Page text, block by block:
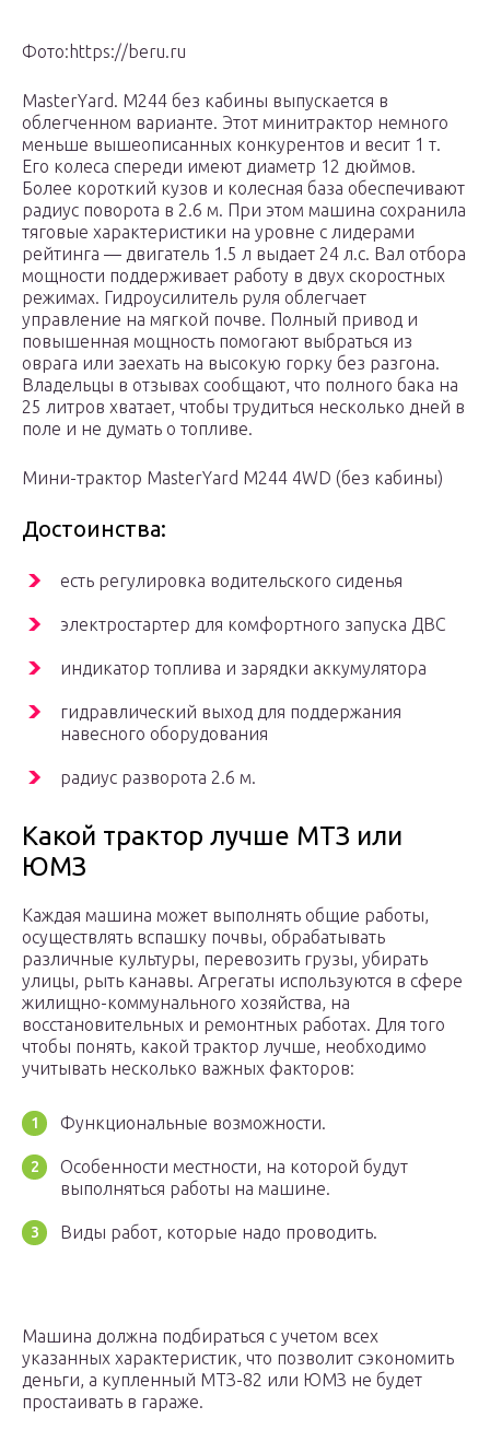
Фото:https://beru.ru
MasterYard. М244 без кабины выпускается в
облегченном варианте. Этот минитрактор немного
меньше вышеописанных конкурентов и весит 1 т.
Его колеса спереди имеют диаметр 12 дюймов.
Более короткий кузов и колесная база обеспечивают
радиус поворота в 2.6 м. При этом машина сохранила
тяговые характеристики на уровне с лидерами
рейтинга — двигатель 1.5 л выдает 24 л.с. Вал отбора
мощности поддерживает работу в двух скоростных
режимах. Гидроусилитель руля облегчает
управление на мягкой почве. Полный привод и
повышенная мощность помогают выбраться из
оврага или заехать на высокую горку без разгона.
Владельцы в отзывах сообщают, что полного бака на
25 литров хватает, чтобы трудиться несколько дней в
поле и не думать о топливе.
Мини-трактор MasterYard M244 4WD (без кабины)
Достоинства:
есть регулировка водительского сиденья
электростартер для комфортного запуска ДВС
индикатор топлива и зарядки аккумулятора
гидравлический выход для поддержания
навесного оборудования
радиус разворота 2.6 м.
Какой трактор лучше МТЗ или
ЮМЗ
Каждая машина может выполнять общие работы,
осуществлять вспашку почвы, обрабатывать
различные культуры, перевозить грузы, убирать
улицы, рыть канавы. Агрегаты используются в сфере
жилищно-коммунального хозяйства, на
восстановительных и ремонтных работах. Для того
чтобы понять, какой трактор лучше, необходимо
учитывать несколько важных факторов:
Функциональные возможности.
Особенности местности, на которой будут
выполняться работы на машине.
Виды работ, которые надо проводить.
Машина должна подбираться с учетом всех
указанных характеристик, что позволит сэкономить
деньги, а купленный МТЗ-82 или ЮМЗ не будет
простаивать в гараже.